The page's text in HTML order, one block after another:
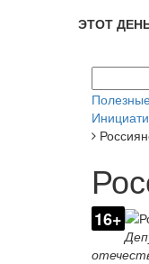
ЭТОТ
16+